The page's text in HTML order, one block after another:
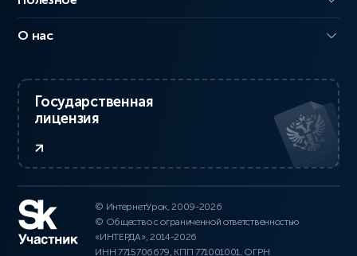
О нас
Государственная
лицензия
© ИнтернетУрок, 2009-2026
© Общество с ограниченной ответственностью
«ИНТЕРДА», 2014-2026
ИНН 7715706679, КПП 771001001, ОГРН